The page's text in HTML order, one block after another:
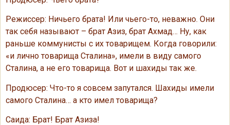
Режиссер: Ничьего брата! Или чьего-то, неважно. Они
так себя называют – брат Азиз, брат Ахмад… Ну, как
раньше коммунисты с их товарищем. Когда говорили:
«и лично товарища Сталина», имели в виду самого
Сталина, а не его товарища. Вот и шахиды так же.
Продюсер: Что-то я совсем запутался. Шахиды имели
самого Сталина… а кто имел товарища?
Саида: Брат! Брат Азиза!